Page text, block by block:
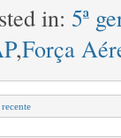
in: 5ª
,Força